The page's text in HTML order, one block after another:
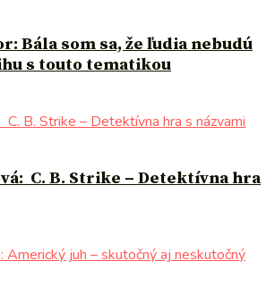
Bála som sa, že ľudia nebudú
s touto tematikou
C. B. Strike – Detektívna hra